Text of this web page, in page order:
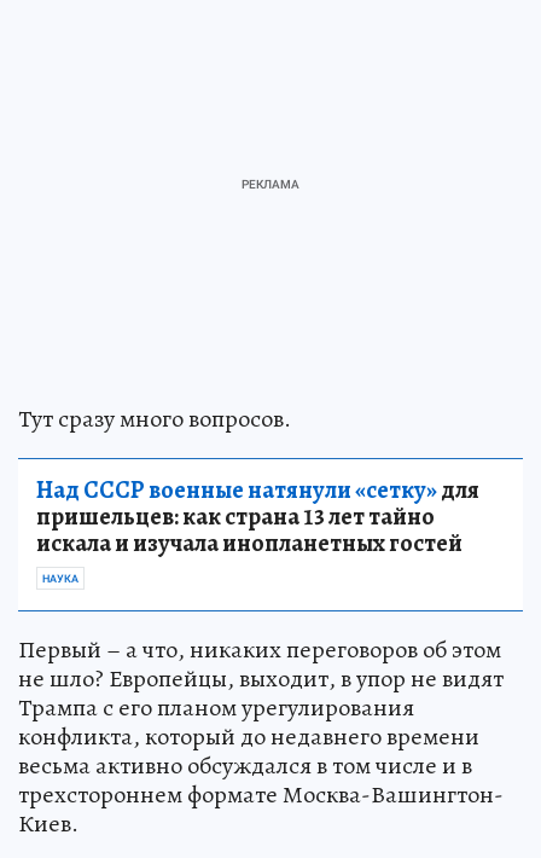
Тут сразу много вопросов.
Над СССР военные натянули «сетку»для
пришельцев: как страна 13 лет тайно
искала и изучала инопланетных гостей
НАУКА
Первый – а что, никаких переговоров об этом
не шло? Европейцы, выходит, в упор не видят
Трампа с его планом урегулирования
конфликта, который до недавнего времени
весьма активно обсуждался в том числе и в
трехстороннем формате Москва-Вашингтон-
Киев.